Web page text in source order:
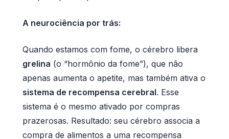
A neurociência por trás:
Quando estamos com fome, o cérebro libera
grelina (o “hormônio da fome”), que não
apenas aumenta o apetite, mas também ativa o
sistema de recompensa cerebral. Esse
sistema é o mesmo ativado por compras
prazerosas. Resultado: seu cérebro associa a
compra de alimentos a uma recompensa